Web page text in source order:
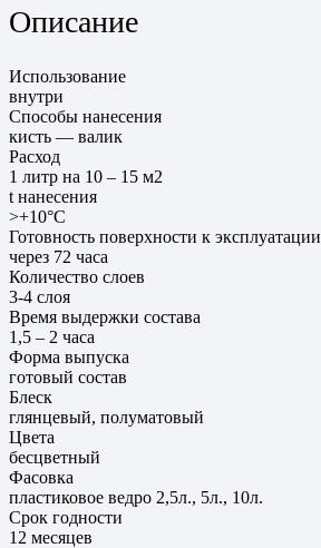
Описание
Использование
внутри
Способы нанесения
кисть — валик
Расход
1 литр на 10 – 15 м2
t нанесения
>+10°С
Готовность поверхности к эксплуатации
через 72 часа
Количество слоев
3-4 слоя
Время выдержки состава
1,5 – 2 часа
Форма выпуска
готовый состав
Блеск
глянцевый, полуматовый
Цвета
бесцветный
Фасовка
пластиковое ведро 2,5л., 5л., 10л.
Срок годности
12 месяцев